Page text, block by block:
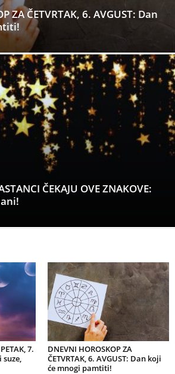
ZA ČETVRTAK, 6. AVGUST: Dan
ČEKAJU OVE ZNAKOVE:
7.
DNEVNI HOROSKOP ZA
ČETVRTAK, 6. AVGUST: Dan koji
će mnogi pamtiti!